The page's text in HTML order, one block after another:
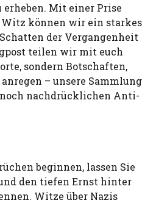
erheben. Mit einer Prise
können wir ein starkes
der Vergangenheit
teilen wir mit euch
sondern Botschaften,
– unsere Sammlung
nachdrücklichen Anti-
beginnen, lassen Sie
den tiefen Ernst hinter
Witze über Nazis